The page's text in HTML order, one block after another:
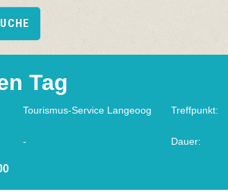
Tag
Tourismus-Service Langeoog Treffpunkt:
- Dauer: